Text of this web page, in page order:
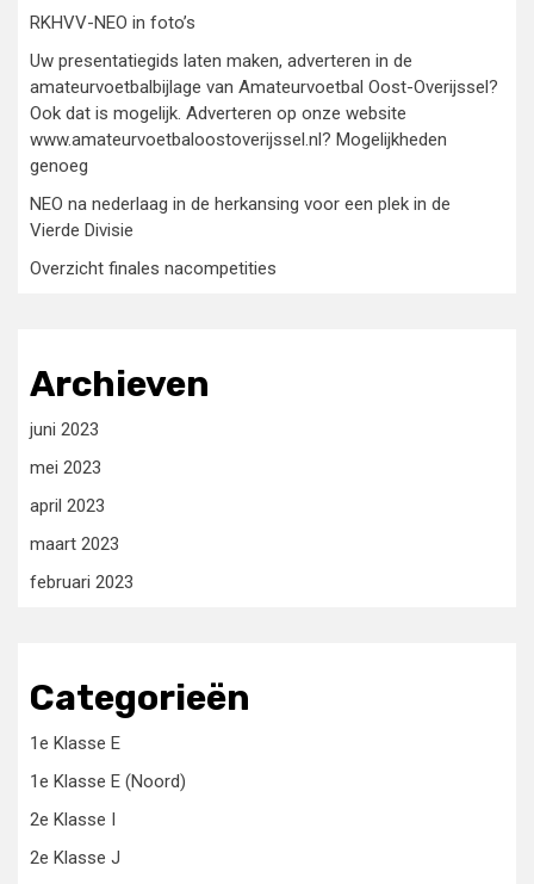
RKHVV-NEO in foto’s
Uw presentatiegids laten maken, adverteren in de
amateurvoetbalbijlage van Amateurvoetbal Oost-Overijssel?
Ook dat is mogelijk. Adverteren op onze website
www.amateurvoetbaloostoverijssel.nl? Mogelijkheden
genoeg
NEO na nederlaag in de herkansing voor een plek in de
Vierde Divisie
Overzicht finales nacompetities
Archieven
juni 2023
mei 2023
april 2023
maart 2023
februari 2023
Categorieën
1e Klasse E
1e Klasse E (Noord)
2e Klasse I
2e Klasse J